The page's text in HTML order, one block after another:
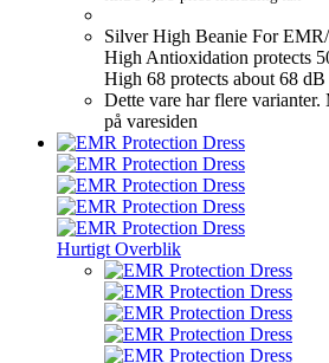
Silver High Beanie For
High Antioxidation protects
High 68 protects about 68
Dette vare har flere
på varesiden
Hurtigt Overblik